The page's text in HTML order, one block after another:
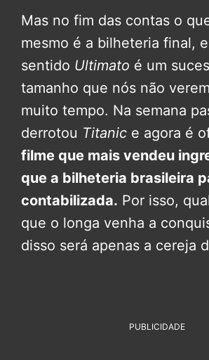
Mas no fim das contas o
mesmo é a bilheteria final,
sentido Ultimato é um
tamanho que nós não
muito tempo. Na semana
derrotou Titanic e agora é
filme que mais vendeu
que a bilheteria brasileira
contabilizada. Por isso,
que o longa venha a
disso será apenas a cereja
PUBLICIDADE